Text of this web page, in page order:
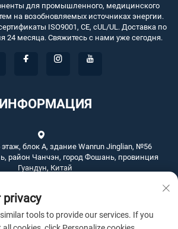
для промышленного, медицинского
на возобновляемых источниках энергии.
ISO9001, CE, cUL/UL. Доставка по
24 месяца. Свяжитесь с нами уже сегодня.
ИНФОРМАЦИЯ
этаж, блок А, здание Wanrun Jinglian, №56
район Чанчэн, город Фошань, провинция
Гуандун, Китай
+86-757-83789311
[email protected]
privacy
tools to provide our services. If you